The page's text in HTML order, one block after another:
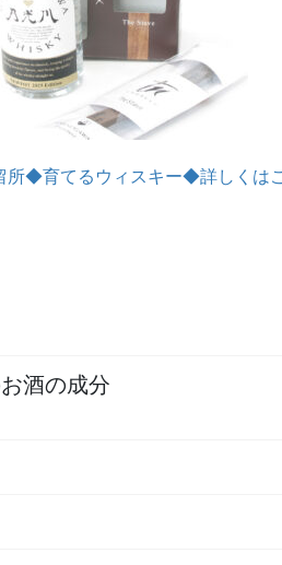
所◆育てるウィスキー◆詳しくは
酒の成分